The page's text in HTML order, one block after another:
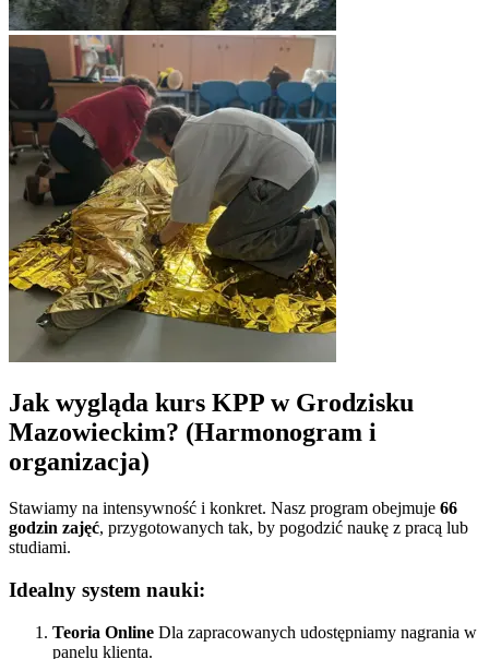
Jak wygląda kurs KPP w Grodzisku
Mazowieckim? (Harmonogram i
organizacja)
Stawiamy na intensywność i konkret. Nasz program obejmuje 66
godzin zajęć, przygotowanych tak, by pogodzić naukę z pracą lub
studiami.
Idealny system nauki:
Teoria Online Dla zapracowanych udostępniamy nagrania w
panelu klienta.